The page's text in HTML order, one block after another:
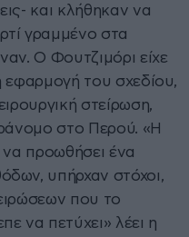
και κλήθηκαν να
γραμμένο στα
Ο Φουτζιμόρι είχε
εφαρμογή του σχεδίου,
στείρωση,
στο Περού. «Η
να προωθήσει ένα
υπήρχαν στόχοι,
που το
να πετύχει» λέει η